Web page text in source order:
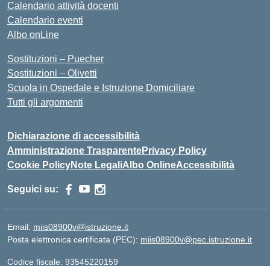
Calendario attività docenti
Calendario eventi
Albo onLine
Sostituzioni – Puecher
Sostituzioni – Olivetti
Scuola in Ospedale e Istruzione Domiciliare
Tutti gli argomenti
Dichiarazione di accessibilità
Amministrazione TrasparentePrivacy Policy
Cookie PolicyNote LegaliAlbo OnlineAccessibilità
Seguici su:
Email: miis08900v@istruzione.it
Posta elettronica certificata (PEC): miis08900v@pec.istruzione.it
Codice fiscale: 93545220159